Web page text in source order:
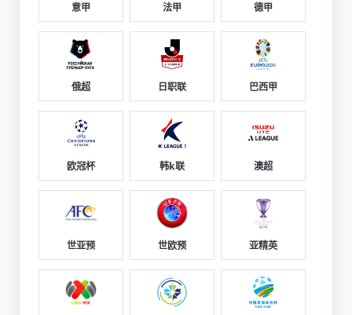
意甲 法甲 德甲
俄超 日职联 巴西甲
欧冠杯 韩k联 澳超
世亚预 世欧预 亚精英